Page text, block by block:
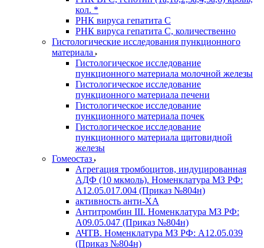
кол. *
РНК вируса гепатита C
РНК вируса гепатита C, количественно
Гистологические исследования пункционного
материала
Гистологическое исследование
пункционного материала молочной железы
Гистологическое исследование
пункционного материала печени
Гистологическое исследование
пункционного материала почек
Гистологическое исследование
пункционного материала щитовидной
железы
Гомеостаз
Агрегация тромбоцитов, индуцированная
АДФ (10 мкмоль). Номенклатура МЗ РФ:
A12.05.017.004 (Приказ №804н)
активность анти-ХА
Антитромбин III. Номенклатура МЗ РФ:
A09.05.047 (Приказ №804н)
АЧТВ. Номенклатура МЗ РФ: A12.05.039
(Приказ №804н)